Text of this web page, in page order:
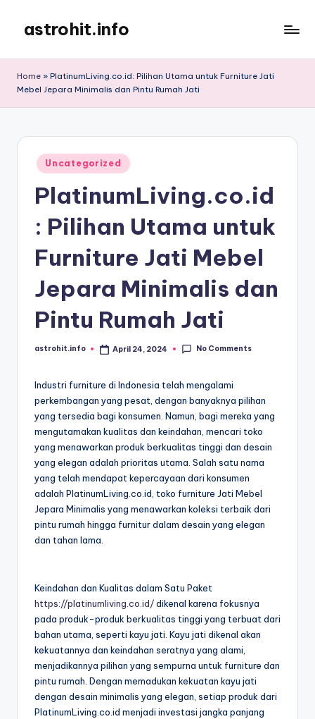
content
astrohit.info
Akurat
Home » PlatinumLiving.co.id: Pilihan Utama untuk Furniture Jati
Mebel Jepara Minimalis dan Pintu Rumah Jati
Posted
in
Uncategorized
PlatinumLiving.co.id
: Pilihan Utama untuk
Furniture Jati Mebel
Jepara Minimalis dan
Pintu Rumah Jati
Posted
astrohit.info April 24, 2024 No Comments
Industri furniture di Indonesia telah mengalami
perkembangan yang pesat, dengan banyaknya pilihan
yang tersedia bagi konsumen. Namun, bagi mereka yang
mengutamakan kualitas dan keindahan, mencari toko
yang menawarkan produk berkualitas tinggi dan desain
yang elegan adalah prioritas utama. Salah satu nama
yang telah mendapat kepercayaan dari konsumen
adalah PlatinumLiving.co.id, toko furniture Jati Mebel
Jepara Minimalis yang menawarkan koleksi terbaik dari
pintu rumah hingga furnitur dalam desain yang elegan
dan tahan lama.
Keindahan dan Kualitas dalam Satu Paket
https://platinumliving.co.id/dikenal karena fokusnya
pada produk-produk berkualitas tinggi yang terbuat dari
bahan utama, seperti kayu jati. Kayu jati dikenal akan
kekuatannya dan keindahan seratnya yang alami,
menjadikannya pilihan yang sempurna untuk furniture dan
pintu rumah. Dengan memadukan kekuatan kayu jati
dengan desain minimalis yang elegan, setiap produk dari
PlatinumLiving.co.id menjadi investasi jangka panjang